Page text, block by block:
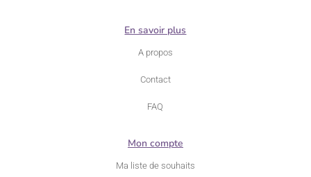
En savoir plus
A propos
Contact
FAQ
Mon compte
Ma liste de souhaits